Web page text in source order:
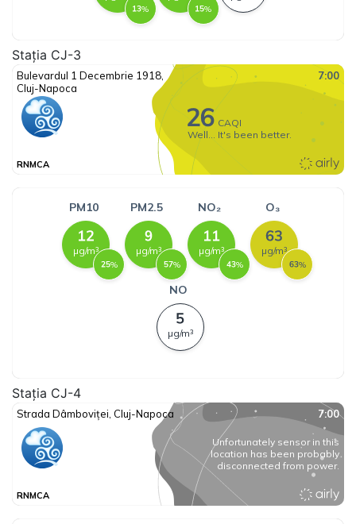
Stația CJ-3
Stația CJ-4